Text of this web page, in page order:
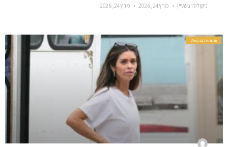
ניקולס וינשטיין מרץ 24, 2026 מרץ 24, 2026
חדשות סלבס בעולם